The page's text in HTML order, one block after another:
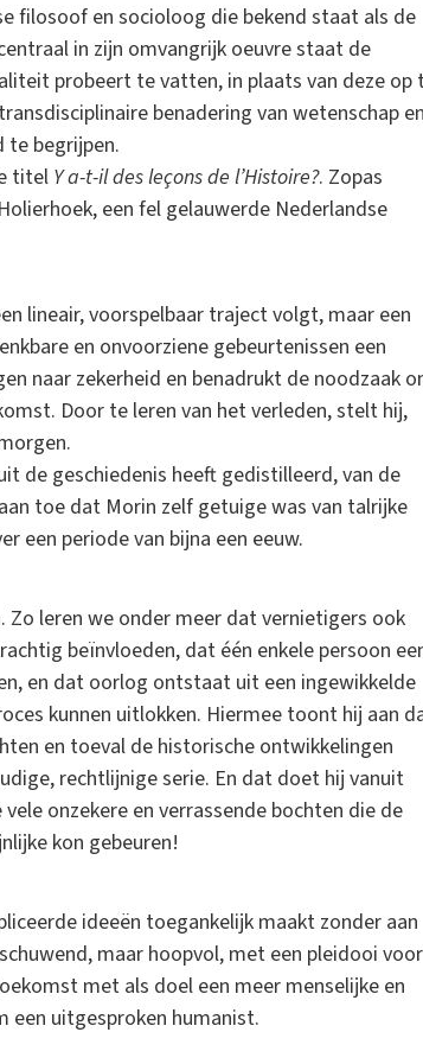
filosoof en socioloog die bekend staat als de
in zijn omvangrijk oeuvre staat de
probeert te vatten, in plaats van deze op
benadering van wetenschap en
te begrijpen.
titelY a-t-il des leçons de l’Histoire?. Zopas
een fel gelauwerde Nederlandse
lineair, voorspelbaar traject volgt, maar een
en onvoorziene gebeurtenissen een
naar zekerheid en benadrukt de noodzaak
Door te leren van het verleden, stelt hij,
de geschiedenis heeft gedistilleerd, van de
toe dat Morin zelf getuige was van talrijke
een periode van bijna een eeuw.
Zo leren we onder meer dat vernietigers ook
beïnvloeden, dat één enkele persoon
en dat oorlog ontstaat uit een ingewikkelde
kunnen uitlokken. Hiermee toont hij aan
en toeval de historische ontwikkelingen
rechtlijnige serie. En dat doet hij vanuit
onzekere en verrassende bochten die de
kon gebeuren!
ideeën toegankelijk maakt zonder aan
maar hoopvol, met een pleidooi voor
met als doel een meer menselijke en
een uitgesproken humanist.